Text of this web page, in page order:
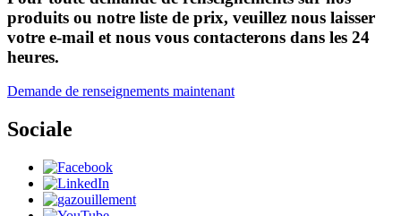
produits ou notre liste de prix, veuillez nous laisser
votre e-mail et nous vous contacterons dans les 24
heures.
Demande de renseignements maintenant
Sociale